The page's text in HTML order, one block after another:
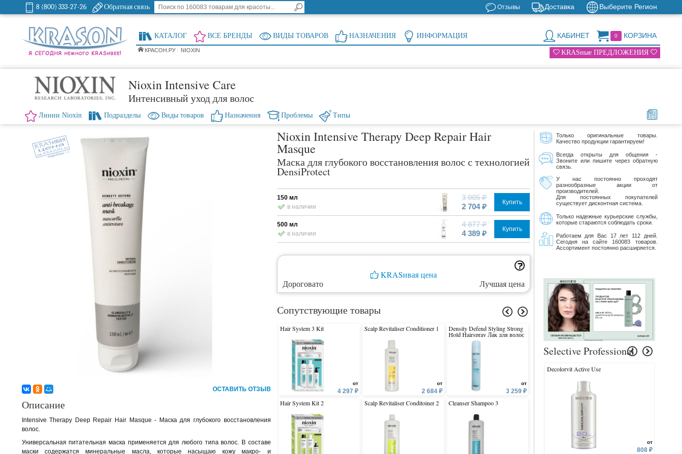
8 (800) 333-27-26 Обратная связь Выберите Регион
Доставка
Отзывы
0 КОРЗИНА
КАБИНЕТ
КАТАЛОГ ВСЕ БРЕНДЫ ВИДЫ ТОВАРОВ НАЗНАЧЕНИЯ ИНФОРМАЦИЯ
КРАСОН.РУ NIOXIN KRASные ПРЕДЛОЖЕНИЯ
Nioxin Intensive Care
Интенсивный уход для волос
Линии Nioxin Подразделы Виды товаров Назначения Проблемы Типы
ОСТАВИТЬ ОТЗЫВ
Nioxin Intensive Therapy Deep Repair Hair
Masque
Маска для глубокого восстановления волос с технологией
DensiProtect
150 мл
в наличии
3 005 ₽
2 704 ₽
Купить
500 мл
в наличии
4 877 ₽
4 389 ₽
Купить
KRASивая цена
Дороговато
Лучшая цена
Сопутствующие товары
Hair System 3 Kit
от
4 297 ₽
Hair System Kit 2
Scalp Revitaliser Conditioner 1
от
2 684 ₽
Scalp Revitaliser Conditoiner 2
Density Defend Styling Strong
Hold Hairspray Лак для волос
сильной фиксации
от
3 259 ₽
Cleanser Shampoo 3
Scalp Treatment 3
2 902 ₽
Anti-Hair Loss Shampoo
Scalp Revitaliser
Только оригинальные товары.
Качество продукции гарантируем!
Всегда открыты для общения -
Звоните или пишите через обратную
связь.
У нас постоянно проходят
разнообразные акции от
производителей.
Для постоянных покупателей
существует дисконтная система.
Только надежные курьерские службы,
которые стараются соблюдать сроки.
Работаем для Вас 17 лет 112 дней.
Сегодня на сайте 160083 товаров.
Ассортимент постоянно расширяется.
Selective Professional
Decolorvit Active Use
от
808 ₽
Описание
Intensive Therapy Deep Repair Hair Masque - Маска для глубокого восстановления
волос.
Универсальная питательная маска применяется для любого типа волос. В составе
маски содержатся минеральные масла, которые насыщаю кожу макро- и